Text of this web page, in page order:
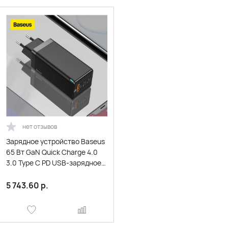
нет отзывов
Зарядное устройство Baseus
65 Вт GaN Quick Charge 4.0
3.0 Type C PD USB-зарядное
быстрым зарядным
ноутбука iPhone 12 Pro
5 743.60 р.